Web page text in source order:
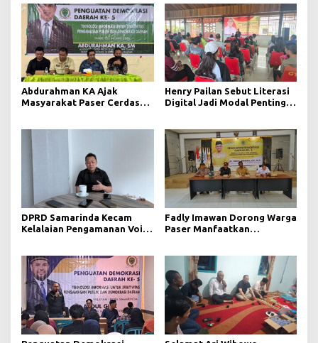
Abdurahman KA Ajak
Masyarakat Paser Cerdas
Henry Pailan Sebut Literasi
Digital Jadi Modal Penting
DPRD Samarinda Kecam
Kelalaian Pengamanan Void
Fadly Imawan Dorong Warga
Paser Manfaatkan
Pemerintahan